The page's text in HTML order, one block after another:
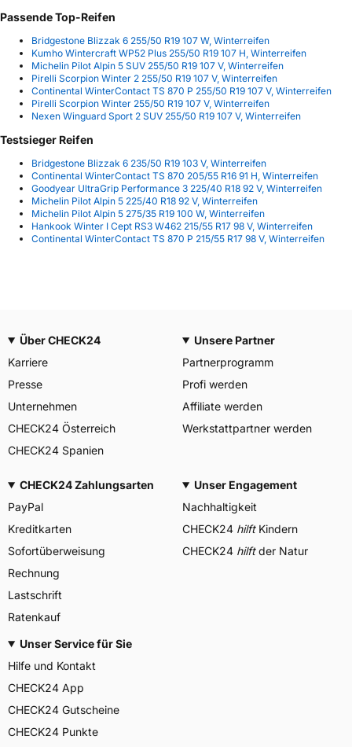
Passende Top-Reifen
Bridgestone Blizzak 6 255/50 R19 107 W, Winterreifen
Kumho Wintercraft WP52 Plus 255/50 R19 107 H, Winterreifen
Michelin Pilot Alpin 5 SUV 255/50 R19 107 V, Winterreifen
Pirelli Scorpion Winter 2 255/50 R19 107 V, Winterreifen
Continental WinterContact TS 870 P 255/50 R19 107 V, Winterreifen
Pirelli Scorpion Winter 255/50 R19 107 V, Winterreifen
Nexen Winguard Sport 2 SUV 255/50 R19 107 V, Winterreifen
Testsieger Reifen
Bridgestone Blizzak 6 235/50 R19 103 V, Winterreifen
Continental WinterContact TS 870 205/55 R16 91 H, Winterreifen
Goodyear UltraGrip Performance 3 225/40 R18 92 V, Winterreifen
Michelin Pilot Alpin 5 225/40 R18 92 V, Winterreifen
Michelin Pilot Alpin 5 275/35 R19 100 W, Winterreifen
Hankook Winter I Cept RS3 W462 215/55 R17 98 V, Winterreifen
Continental WinterContact TS 870 P 215/55 R17 98 V, Winterreifen
Über CHECK24
Karriere
Presse
Unternehmen
CHECK24 Österreich
CHECK24 Spanien
Unsere Partner
Partnerprogramm
Profi werden
Affiliate werden
Werkstattpartner werden
CHECK24 Zahlungsarten
PayPal
Kreditkarten
Sofortüberweisung
Rechnung
Lastschrift
Ratenkauf
Unser Engagement
Nachhaltigkeit
CHECK24 hilftKindern
CHECK24 hilftder Natur
Unser Service für Sie
Hilfe und Kontakt
CHECK24 App
CHECK24 Gutscheine
CHECK24 Punkte